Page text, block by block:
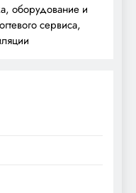
оборудование и
сервиса,